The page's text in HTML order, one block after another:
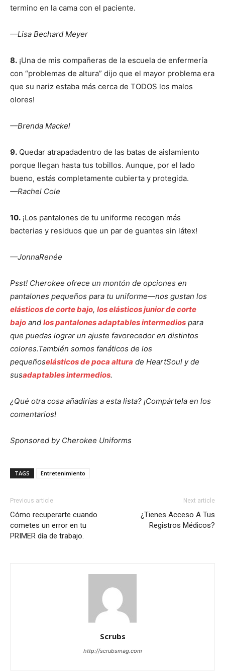
termino en la cama con el paciente.
—Lisa Bechard Meyer
8. ¡Una de mis compañeras de la escuela de enfermería
con “problemas de altura” dijo que el mayor problema era
que su nariz estaba más cerca de TODOS los malos
olores!
—Brenda Mackel
9. Quedar atrapadadentro de las batas de aislamiento
porque llegan hasta tus tobillos. Aunque, por el lado
bueno, estás completamente cubierta y protegida.
—Rachel Cole
10. ¡Los pantalones de tu uniforme recogen más
bacterias y residuos que un par de guantes sin látex!
—JonnaRenée
Psst! Cherokee ofrece un montón de opciones en
pantalones pequeños para tu uniforme—nos gustan los
elásticos de corte bajo, los elásticos junior de corte
bajo and los pantalones adaptables intermedios para
que puedas lograr un ajuste favorecedor en distintos
colores.También somos fanáticos de los
pequeñoselásticos de poca altura de HeartSoul y de
susadaptables intermedios.
¿Qué otra cosa añadirías a esta lista? ¡Compártela en los
comentarios!
Sponsored by Cherokee Uniforms
TAGS Entretenimiento
Previous article
Cómo recuperarte cuando
cometes un error en tu
PRIMER día de trabajo.
Next article
¿Tienes Acceso A Tus
Registros Médicos?
Scrubs
http://scrubsmag.com